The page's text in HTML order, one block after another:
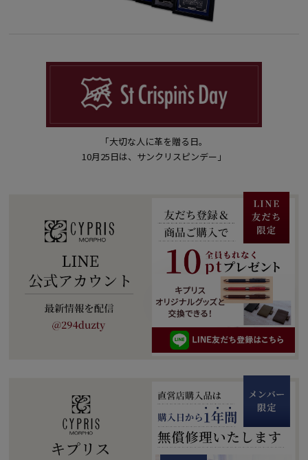
「大切な人に革を贈る日。
10月25日は、サンクリスピンデー」